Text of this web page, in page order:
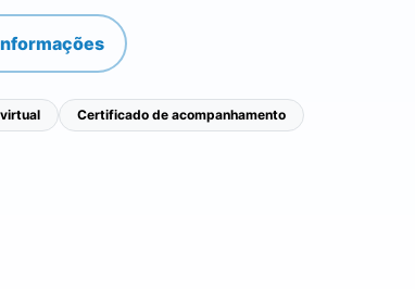
Certificado de acompanhamento